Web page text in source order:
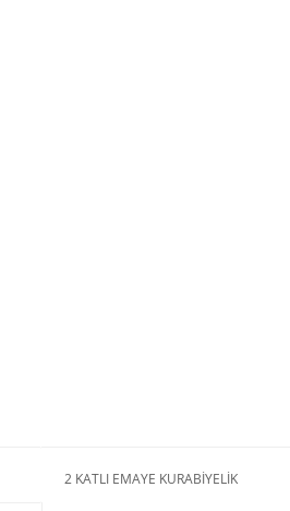
2 KATLI EMAYE KURABİYELİK